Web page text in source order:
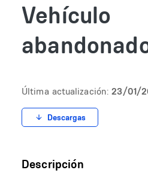
Vehículo
Última actualización: 23/01/
Descargas
Descripción